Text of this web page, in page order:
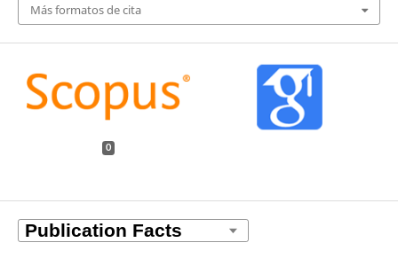
Más formatos de cita
0